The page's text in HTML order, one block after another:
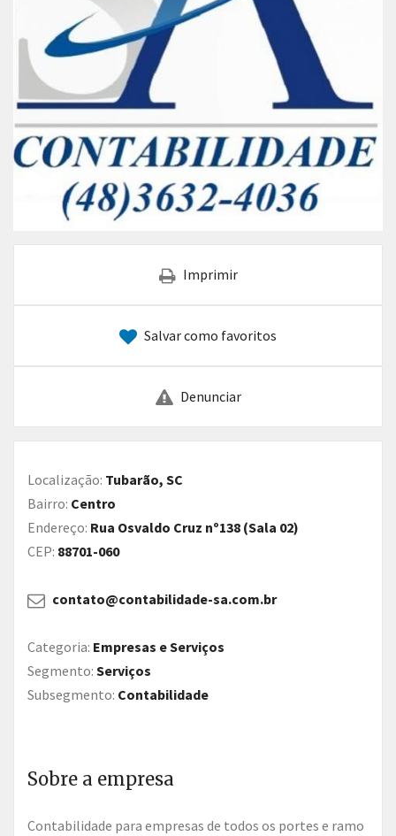
Imprimir
Salvar como favoritos
Denunciar
Localização: Tubarão, SC
Bairro: Centro
Endereço: Rua Osvaldo Cruz nº138 (Sala 02)
CEP: 88701-060
contato@contabilidade-sa.com.br
Categoria: Empresas e Serviços
Segmento: Serviços
Subsegmento: Contabilidade
Sobre a empresa
Contabilidade para empresas de todos os portes e ramo